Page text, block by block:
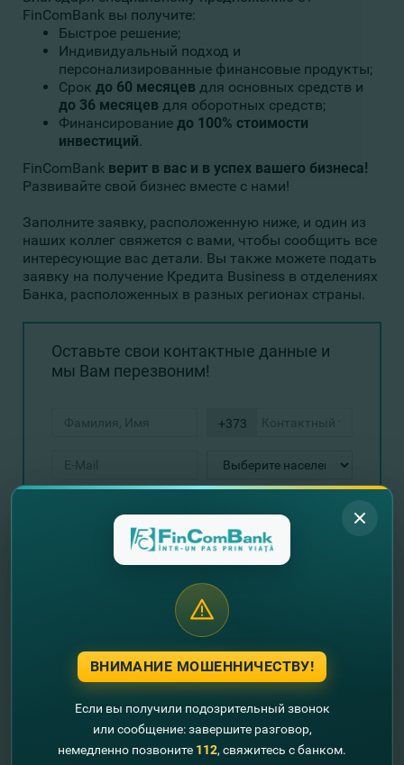
FinComBank вы получите:
Быстрое решение;
Индивидуальный подход и
персонализированные финансовые продукты;
Срок до 60 месяцев для основных средств и
до 36 месяцев для оборотных средств;
Финансирование до 100% стоимости
инвестиций.
FinComBank верит в вас и в успех вашего бизнеса!
Развивайте свой бизнес вместе с нами!
Заполните заявку, расположенную ниже, и один из
наших коллег свяжется с вами, чтобы сообщить все
интересующие вас детали. Вы также можете подать
заявку на получение Кредита Business в отделениях
Банка, расположенных в разных регионах страны.
Оставьте свои контактные данные и
мы Вам перезвоним!
+373
Другие новости
ВНИМАНИЕ МОШЕННИЧЕСТВУ!
Если вы получили подозрительный звонок
или сообщение: завершите разговор,
немедленно позвоните 112, свяжитесь с банком.